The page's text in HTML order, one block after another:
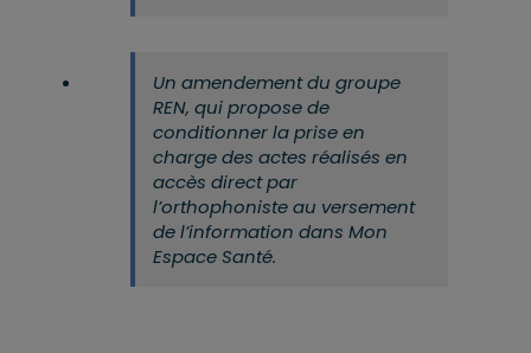
Un amendement du groupe
REN, qui propose de
conditionner la prise en
charge des actes réalisés en
accès direct par
l’orthophoniste au versement
de l’information dans Mon
Espace Santé.